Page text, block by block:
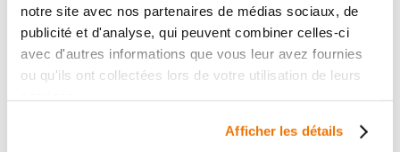
notre site avec nos partenaires de médias sociaux, de
publicité et d'analyse, qui peuvent combiner celles-ci
avec d'autres informations que vous leur avez fournies
ou qu'ils ont collectées lors de votre utilisation de leurs
Afficher les détails